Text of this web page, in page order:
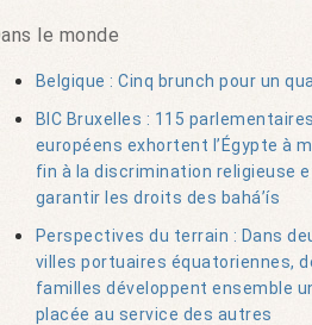
le monde
Belgique : Cinq brunch pour un
BIC Bruxelles : 115 parlementaires
européens exhortent l’Égypte à
fin à la discrimination religieuse
garantir les droits des bahá’ís
Perspectives du terrain : Dans
villes portuaires équatoriennes,
familles développent ensemble
placée au service des autres